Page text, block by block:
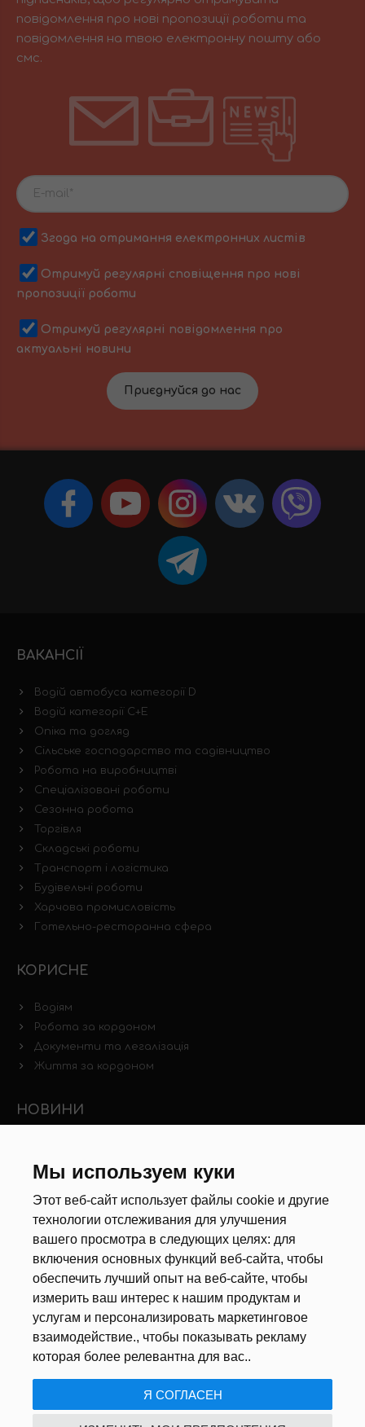
Мы используем куки
Этот веб-сайт использует файлы cookie и другие
технологии отслеживания для улучшения
вашего просмотра в следующих целях: для
включения основных функций веб-сайта, чтобы
обеспечить лучший опыт на веб-сайте, чтобы
измерить ваш интерес к нашим продуктам и
услугам и персонализировать маркетинговое
взаимодействие., чтобы показывать рекламу
которая более релевантна для вас..
Я СОГЛАСЕН
повідомлення про нові пропозиції роботи та
повідомлення на твою електронну пошту або
смс.
Згода на отримання електронних листів
Отримуй регулярні сповіщення про нові
пропозиції роботи
Отримуй регулярні повідомлення про
актуальні новини
Приєднуйся до нас
ВАКАНСІЇ
Водій автобуса категорії D
Водій категорії C+E
Опіка та догляд
Сільське господарство та садівництво
Робота на виробництві
Спеціалізовані роботи
Сезонна робота
Торгівля
Складські роботи
Транспорт і логістика
Будівельні роботи
Харчова промисловість
Готельно-ресторанна сфера
КОРИСНЕ
Водіям
Робота за кордоном
Документи та легалізація
Життя за кордоном
НОВИНИ
Інші новини
Анкета
Калькулятор дат
Документи
ПОЛІТИКА КОНФІДЕНЦІЙНОСТІ /НАЛАШТУВАННЯ ФАЙЛІВ
COOKIE